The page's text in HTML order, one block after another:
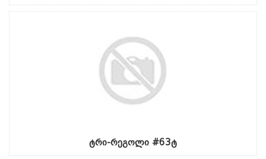
ტრი-რეგოლი #63ტ